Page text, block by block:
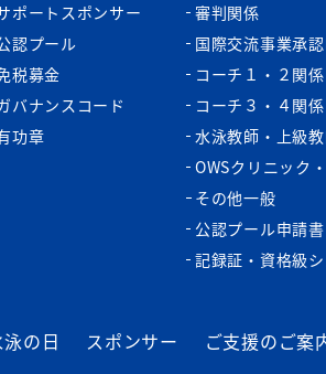
ポートスポンサー
認プール
税募金
バナンスコード
功章
審判関係
国際交流事業承
コーチ１・２関係
コーチ３・４関係
水泳教師・上級
OWSクリニック
その他一般
公認プール申請書
記録証・資格級
の日 スポンサー ご支援のご案